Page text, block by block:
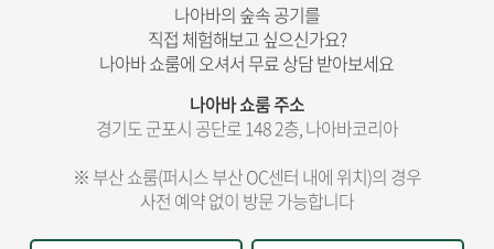
나아바의 숲속 공기를
직접 체험해보고 싶으신가요?
나아바 쇼룸에 오셔서 무료 상담 받아보세요
나아바 쇼룸 주소
경기도 군포시 공단로 148 2층, 나아바코리아
※ 부산 쇼룸(퍼시스 부산 OC센터 내에 위치)의 경우
사전 예약 없이 방문 가능합니다